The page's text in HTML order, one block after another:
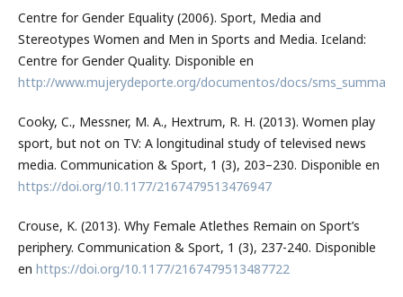
Centre for Gender Equality (2006). Sport, Media and
Stereotypes Women and Men in Sports and Media. Iceland:
Centre for Gender Quality. Disponible en
http://www.mujerydeporte.org/documentos/docs/
Cooky, C., Messner, M. A., Hextrum, R. H. (2013). Women play
sport, but not on TV: A longitudinal study of televised news
media. Communication & Sport, 1 (3), 203–230. Disponible en
https://doi.org/10.1177/2167479513476947
Crouse, K. (2013). Why Female Atlethes Remain on Sport’s
periphery. Communication & Sport, 1 (3), 237-240. Disponible
en https://doi.org/10.1177/2167479513487722